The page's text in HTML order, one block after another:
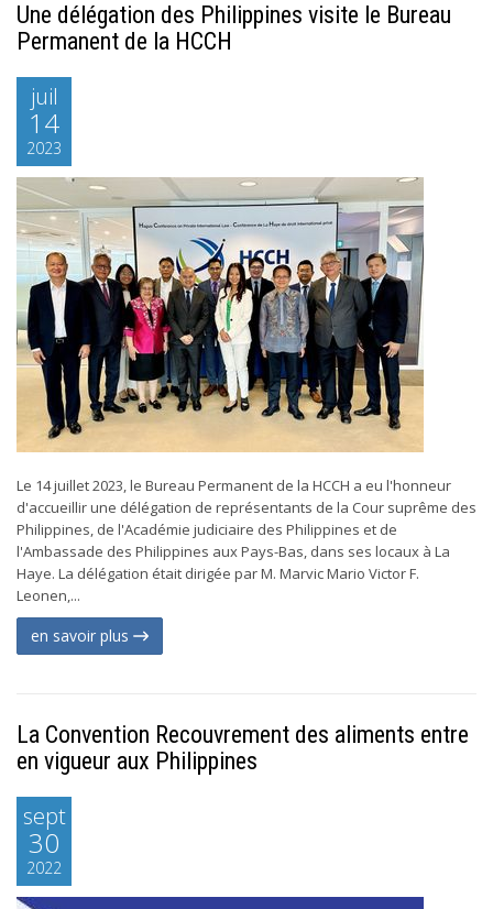
Une délégation des Philippines visite le Bureau
Permanent de la HCCH
juil
14
2023
Le 14 juillet 2023, le Bureau Permanent de la HCCH a eu l'honneur
d'accueillir une délégation de représentants de la Cour suprême des
Philippines, de l'Académie judiciaire des Philippines et de
l'Ambassade des Philippines aux Pays-Bas, dans ses locaux à La
Haye. La délégation était dirigée par M. Marvic Mario Victor F.
Leonen,...
en savoir plus
La Convention Recouvrement des aliments entre
en vigueur aux Philippines
sept
30
2022